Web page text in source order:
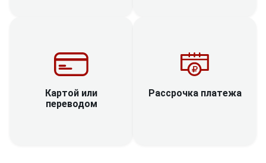
Картой или
переводом
Рассрочка платежа